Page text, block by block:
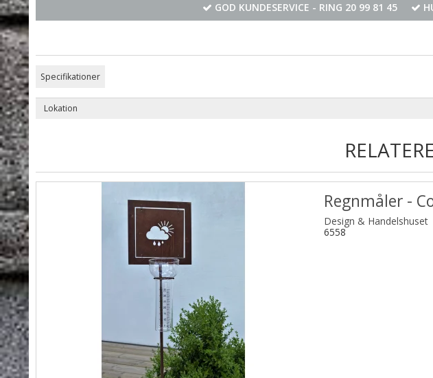
GOD KUNDESERVICE - RING 20 99 81 45
Specifikationer
Lokation
Regnmåler -
Design & Handelshuset
6558